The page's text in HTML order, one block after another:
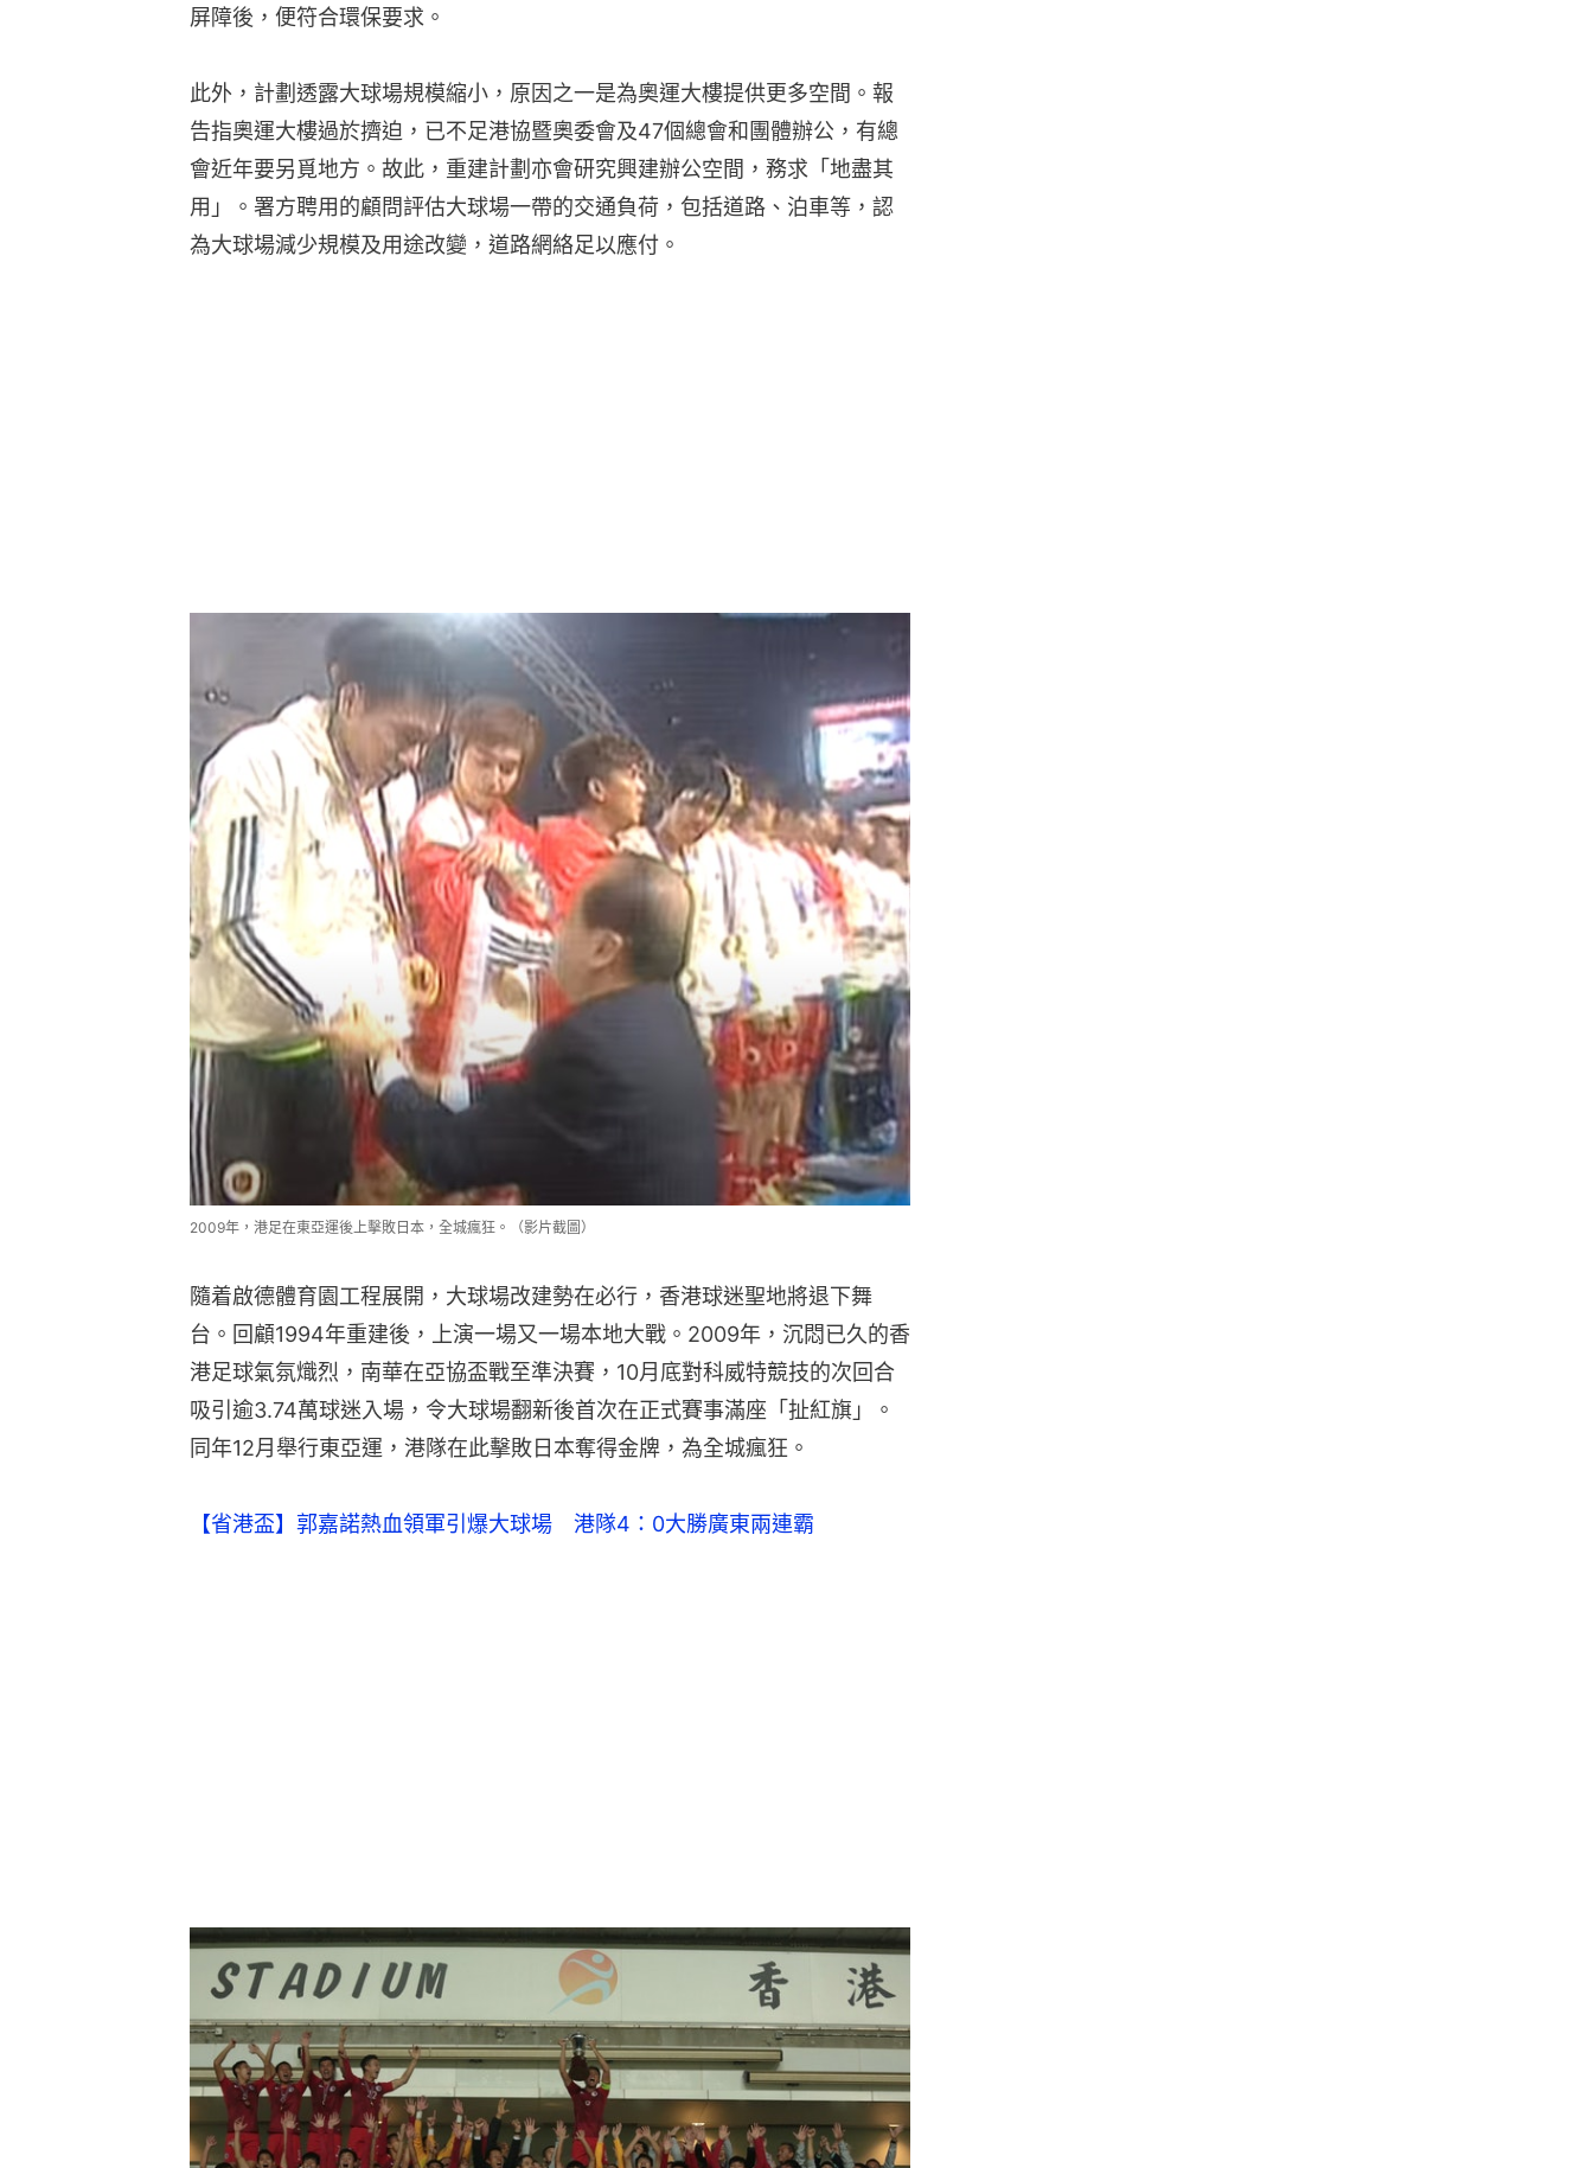
屏障後，便符合環保要求。
此外，計劃透露大球場規模縮小，原因之一是為奧運大樓提供更多空間。報
告指奧運大樓過於擠迫，已不足港協暨奧委會及47個總會和團體辦公，有總
會近年要另覓地方。故此，重建計劃亦會研究興建辦公空間，務求「地盡其
用」。署方聘用的顧問評估大球場一帶的交通負荷，包括道路、泊車等，認
為大球場減少規模及用途改變，道路網絡足以應付。
2009年，港足在東亞運後上擊敗日本，全城瘋狂。（影片截圖）
隨着啟德體育園工程展開，大球場改建勢在必行，香港球迷聖地將退下舞
台。回顧1994年重建後，上演一場又一場本地大戰。2009年，沉悶已久的香
港足球氣氛熾烈，南華在亞協盃戰至準決賽，10月底對科威特競技的次回合
吸引逾3.74萬球迷入場，令大球場翻新後首次在正式賽事滿座「扯紅旗」。
同年12月舉行東亞運，港隊在此擊敗日本奪得金牌，為全城瘋狂。
【省港盃】郭嘉諾熱血領軍引爆大球場　港隊4：0大勝廣東兩連霸